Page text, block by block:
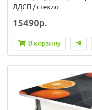
ЛДСП / стекло
15490р.
В корзину